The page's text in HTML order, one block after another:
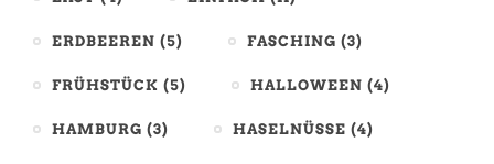
ERDBEEREN (5) FASCHING (3)
FRÜHSTÜCK (5) HALLOWEEN (4)
HAMBURG (3) HASELNÜSSE (4)